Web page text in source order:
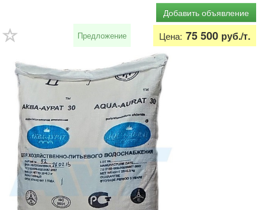
Добавить объявление
Предложение Цена: 75 500 руб./т.